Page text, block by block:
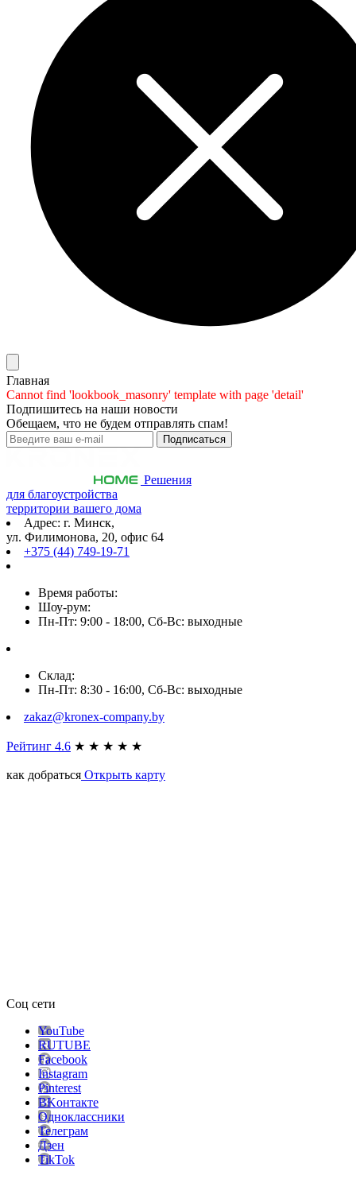
Главная
Cannot find 'lookbook_masonry' template with page 'detail'
Подпишитесь на наши новости
Обещаем, что не будем отправлять спам!
Решения
для благоустройства
территории вашего дома
Адрес: г. Минск,
ул. Филимонова, 20, офис 64
+375 (44) 749-19-71
Время работы:
Шоу-рум:
Пн-Пт: 9:00 - 18:00, Сб-Вс: выходные
Склад:
Пн-Пт: 8:30 - 16:00, Сб-Вс: выходные
zakaz@kronex-company.by
Рейтинг 4.6 ★ ★ ★ ★ ★
как добраться Открыть карту
Соц сети
YouTube
RUTUBE
Facebook
Instagram
Pinterest
ВKонтакте
Одноклассники
Телеграм
Дзен
TikTok